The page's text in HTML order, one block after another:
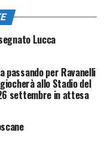
Lucca
passando per Ravanelli
allo Stadio del
settembre in attesa